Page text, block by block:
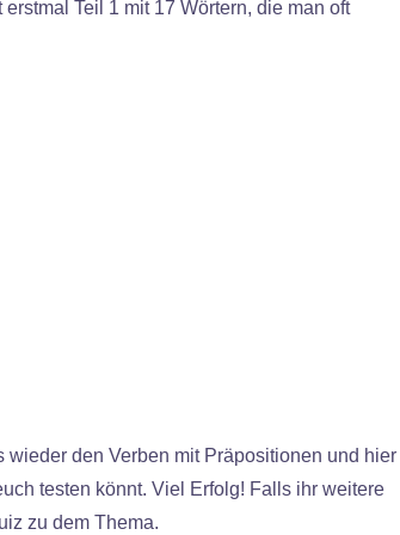
Teil 1 mit 17 Wörtern, die man oft
den Verben mit Präpositionen und hier
testen könnt. Viel Erfolg! Falls ihr weitere
zu dem Thema.